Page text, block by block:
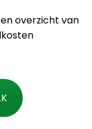
overzicht van